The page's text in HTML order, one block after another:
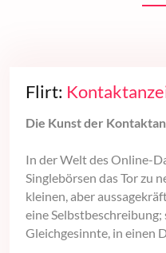
Flirt:
Die Kunst der
In der Welt des Online-
Singlebörsen das Tor zu
kleinen, aber
eine Selbstbeschreibung;
Gleichgesinnte, in einen